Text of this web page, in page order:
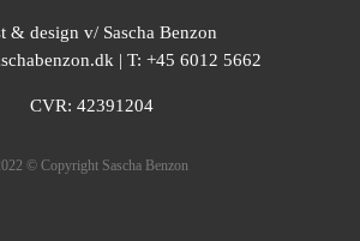
& design v/ Sascha Benzon
| T: +45 6012 5662
CVR: 42391204
© Copyright Sascha Benzon